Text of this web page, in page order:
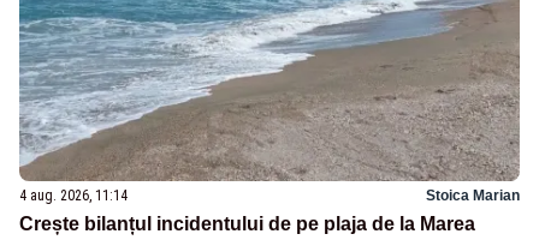
4 aug. 2026, 11:14 Stoica Marian
Crește bilanțul incidentului de pe plaja de la Marea